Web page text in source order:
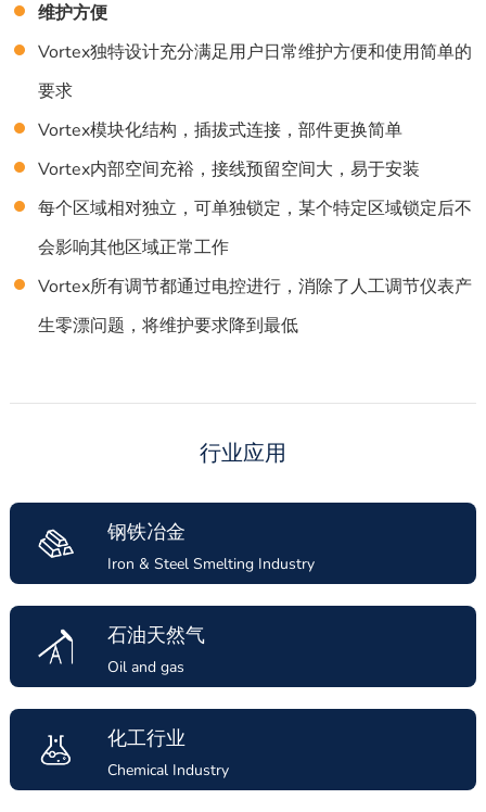
维护方便
Vortex独特设计充分满足用户日常维护方便和使用简单的
要求
Vortex模块化结构，插拔式连接，部件更换简单
Vortex内部空间充裕，接线预留空间大，易于安装
每个区域相对独立，可单独锁定，某个特定区域锁定后不
会影响其他区域正常工作
Vortex所有调节都通过电控进行，消除了人工调节仪表产
生零漂问题，将维护要求降到最低
行业应用
钢铁冶金
Iron & Steel Smelting Industry
石油天然气
Oil and gas
化工行业
Chemical Industry